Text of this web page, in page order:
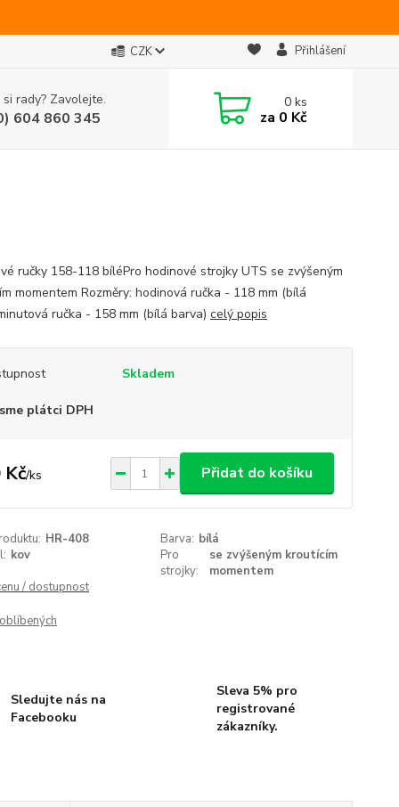
CZK Přihlášení
rady? Zavolejte.
604 860 345
0ks
za 0 Kč
ručky 158-118 bíléPro hodinové strojky UTS se zvýšeným
momentem Rozměry: hodinová ručka - 118 mm (bílá
ručka - 158 mm (bílá barva) celý popis
Skladem
plátci DPH
Kč/ks Přidat do košíku
HR-408 Barva: bílá
kov
Pro
strojky:
se zvýšeným kroutícím
momentem
/ dostupnost
Sledujte nás na
Facebooku
Sleva 5% pro
registrované
zákazníky.